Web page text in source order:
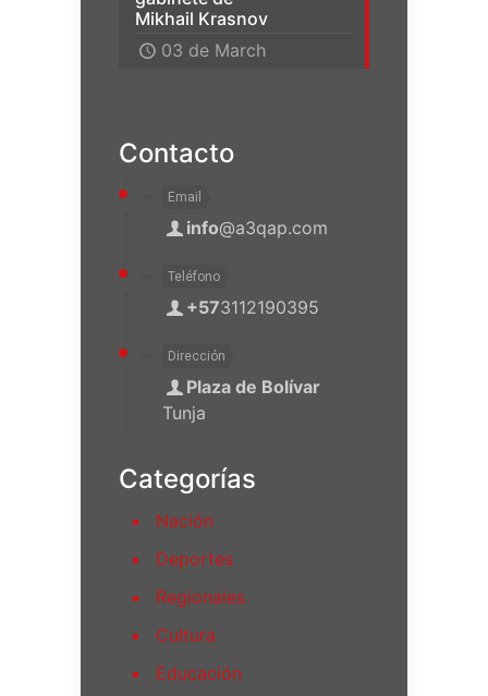
Mikhail Krasnov
03 de March
Contacto
Email
info@a3qap.com
Teléfono
+573112190395
Dirección
Plaza de Bolívar
Tunja
Categorías
Nación
Deportes
Regionales
Cultura
Educación